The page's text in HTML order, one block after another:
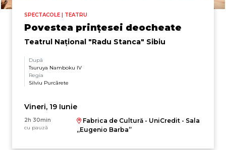
SPECTACOLE | TEATRU
Povestea prințesei deocheate
Teatrul Naţional "Radu Stanca" Sibiu
După
Tsuruya Namboku IV
Regia
Silviu Purcărete
Vineri, 19 Iunie
2h 30min
cu pauză
Fabrica de Cultură - UniCredit - Sala
„Eugenio Barba”